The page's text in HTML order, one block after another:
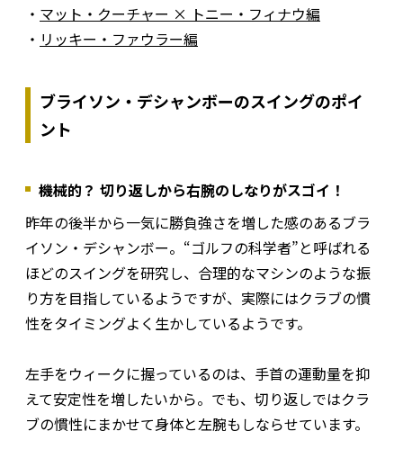
・ マット・クーチャー × トニー・フィナウ編
・ リッキー・ファウラー編
ブライソン・デシャンボーのスイングのポイ
ント
機械的？ 切り返しから右腕のしなりがスゴイ！
昨年の後半から一気に勝負強さを増した感のあるブラ
イソン・デシャンボー。“ゴルフの科学者”と呼ばれる
ほどのスイングを研究し、合理的なマシンのような振
り方を目指しているようですが、実際にはクラブの慣
性をタイミングよく生かしているようです。
左手をウィークに握っているのは、手首の運動量を抑
えて安定性を増したいから。でも、切り返しではクラ
ブの慣性にまかせて身体と左腕もしならせています。